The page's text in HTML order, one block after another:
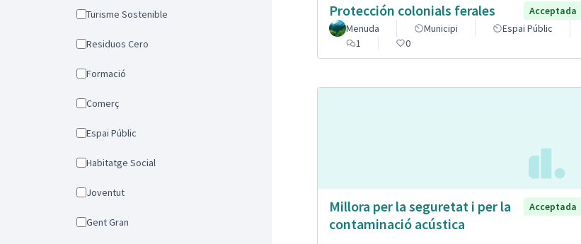
Turisme Sostenible
Residuos Cero
Formació
Comerç
Espai Públic
Habitatge Social
Joventut
Gent Gran
Protección colonials ferales
Acceptada
Menuda
Municipi
Espai Públic
1
0
Millora per la seguretat i per la
contaminació acústica
Acceptada